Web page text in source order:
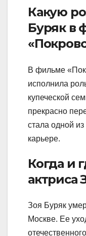
Какую
Буряк в
В фильме
исполнила
купеческой
прекрасно
стала одной
карьере.
Когда и
актриса
Зоя Буряк
Москве. Ее